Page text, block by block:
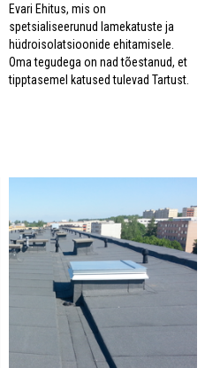
Evari Ehitus, mis on
spetsialiseerunud lamekatuste ja
hüdroisolatsioonide ehitamisele.
Oma tegudega on nad tõestanud, et
tipptasemel katused tulevad Tartust.